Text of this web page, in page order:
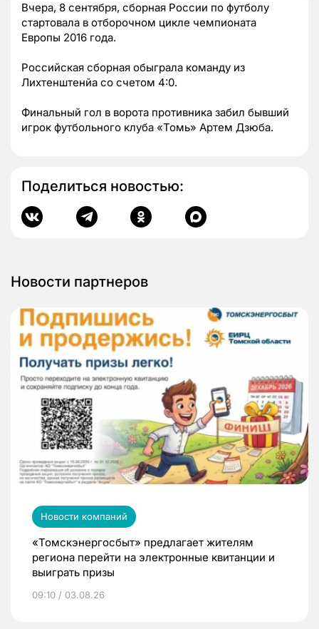
Вчера, 8 сентября, сборная России по футболу
стартовала в отборочном цикле чемпионата
Европы 2016 года.
Российская сборная обыграла команду из
Лихтенштенйа со счетом 4:0.
Финальный гол в ворота противника забил бывший
игрок футбольного клуба «Томь» Артем Дзюба.
Поделиться новостью:
Новости партнеров
Новости компаний
«Томскэнергосбыт» предлагает жителям
региона перейти на электронные квитанции и
выиграть призы
09:10 / 03.08.26